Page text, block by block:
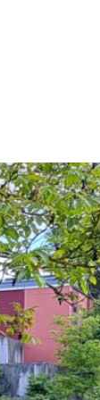
Buntspechte
Sternenzelt
Wildbienen
Verabschiedung
Das Jugendhaus